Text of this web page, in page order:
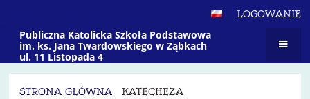
LOGOWANIE
Publiczna Katolicka Szkoła Podstawowa
im. ks. Jana Twardowskiego w Ząbkach
ul. 11 Listopada 4
STRONA GŁÓWNA KATECHEZA